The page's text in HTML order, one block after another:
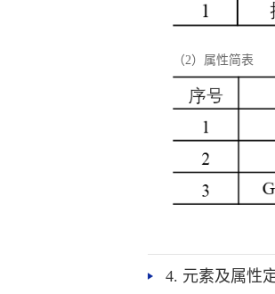
（2）属性简表
4. 元素及属性